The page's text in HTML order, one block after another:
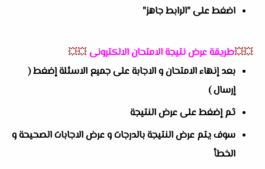
اضغط على "الرابط جاهز"
💥💥طريقة عرض نتيجة الامتحان الالكترونى💥💥
بعد إنهاء الامتحان و الاجابة على جميع الاسئلة إضغط (
إرسال )
ثم إضغط على عرض النتيجة
سوف يتم عرض النتيجة بالدرجات و عرض الاجابات الصحيحة و
الخطأ